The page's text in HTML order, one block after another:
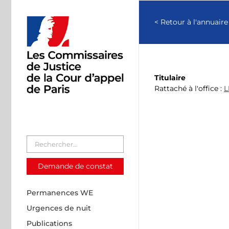
Demande de constat
Permanences WE
Urgences de nuit
Publications
< Retour à l'annuaire
Titulaire
Rattaché à l'office :